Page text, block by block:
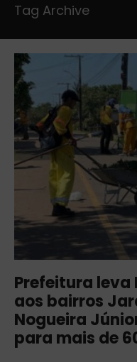
Tag Archive
Prefeitura leva
aos bairros
Nogueira
para mais de